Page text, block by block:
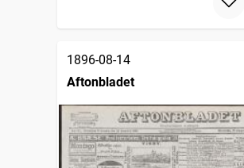
1896-08-14
Aftonbladet